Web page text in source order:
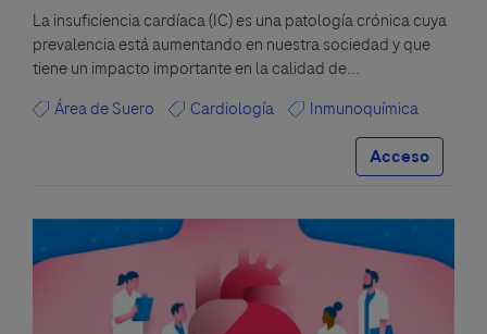
La insuficiencia cardíaca (IC) es una patología crónica cuya
prevalencia está aumentando en nuestra sociedad y que
tiene un impacto importante en la calidad de...
Área de Suero
Cardiología
Inmunoquímica
Acceso